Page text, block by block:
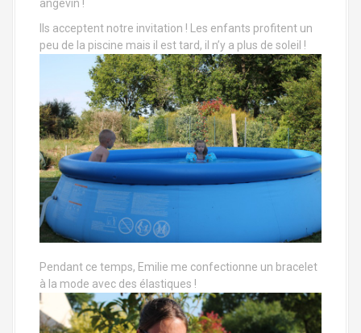
angevin !
Ils acceptent notre invitation ! Les enfants profitent un
peu de la piscine mais il est tard, il n’y a plus de soleil !
Pendant ce temps, Emilie me confectionne un bracelet
à la mode avec des élastiques !